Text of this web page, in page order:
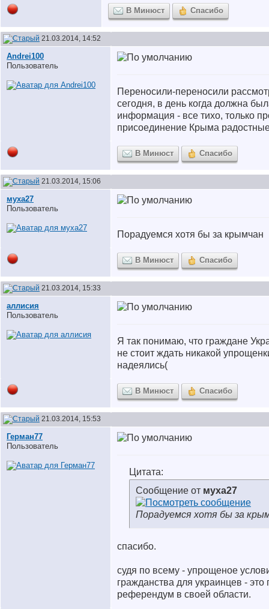
В Минюст Спасибо
21.03.2014, 14:52
Andrei100
Пользователь
Переносили-переносили
сегодня, в день когда должна
информация - все тихо, только
присоединение Крыма
В Минюст Спасибо
21.03.2014, 15:06
муха27
Пользователь
Порадуемся хотя бы за крымчан
В Минюст Спасибо
21.03.2014, 15:33
аллисия
Пользователь
Я так понимаю, что граждане
не стоит ждать никакой
надеялись(
В Минюст Спасибо
21.03.2014, 15:53
Герман77
Пользователь
Цитата:
Сообщение от муха27
Порадуемся хотя бы за
спасибо.
судя по всему - упрощеное
гражданства для украинцев - это
референдум в своей области.